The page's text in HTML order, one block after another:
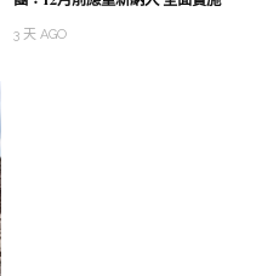
3 天 AGO